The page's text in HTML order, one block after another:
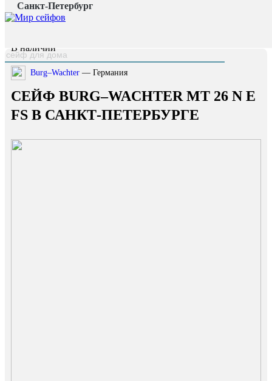
Санкт-Петербург
Главная страница /
Каталог /
В наличии
Burg–Wachter — Германия
СЕЙФ BURG–WACHTER MT 26 N E
FS В САНКТ-ПЕТЕРБУРГЕ